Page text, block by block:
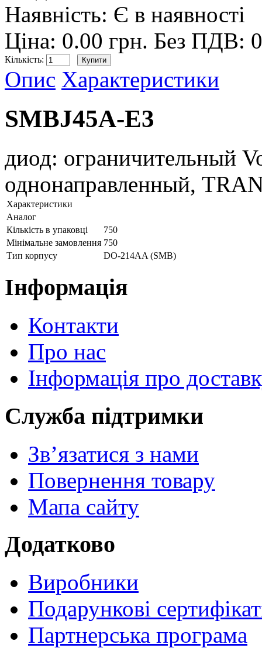
Наявність: Є в наявності
Ціна: 0.00 грн. Без ПДВ:
Кількість:
Опис Характеристики
SMBJ45A-E3
диод: ограничительный
однонаправленный,
Характеристики
Аналог
Кількість в упаковці
750
Мінімальне замовлення 750
Тип корпусу
DO-214AA (SMB)
Інформація
Контакти
Про нас
Інформація про
Служба підтримки
Зв’язатися з нами
Повернення товару
Мапа сайту
Додатково
Виробники
Подарункові
Партнерська програма